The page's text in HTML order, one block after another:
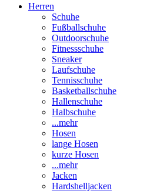
Herren
Schuhe
Fußballschuhe
Outdoorschuhe
Fitnessschuhe
Sneaker
Laufschuhe
Tennisschuhe
Basketballschuhe
Hallenschuhe
Halbschuhe
...mehr
Hosen
lange Hosen
kurze Hosen
...mehr
Jacken
Hardshelljacken